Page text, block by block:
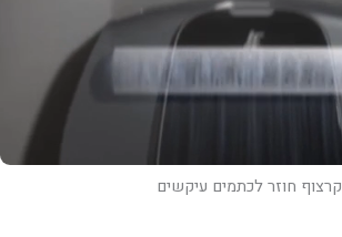
קרצוף חוזר לכתמים עיקשים